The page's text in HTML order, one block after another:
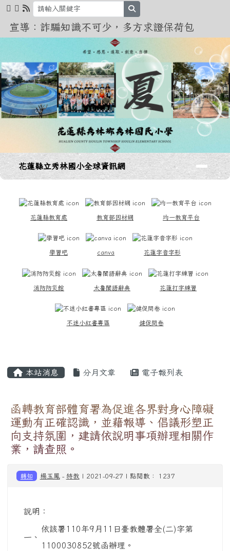
跳至主內容區
花蓮縣立秀林國小全球資訊網
宣導：詐騙知識不可少，多方求證保荷包
導覽列花蓮縣立秀林國小全球資訊網
花蓮縣教育處 教育部因材網 均一教育平台
學習吧 canva 花蓮字音字形
消防防災館 太魯閣語辭典 花蓮打字練習
不迷小紅書專區 健促問卷
本站消息 分月文章 電子報列表
函轉教育部體育署為促進各界對身心障礙
運動有正確認識，並藉報導、倡議形塑正
向支持氛圍，建請依說明事項辦理相關作
業，請查照。
轉知 楊玉鳳- 特教 | 2021-09-27 | 點閱數： 1237
說明：
一、
依該署110年9月11日臺教體署全(二)字第
1100030852號函辦理。